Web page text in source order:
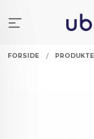
innholdet
FORSIDE